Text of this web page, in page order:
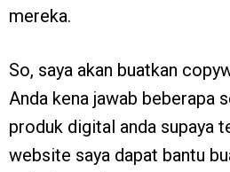
mereka.
So, saya akan buatkan
Anda kena jawab beberapa
produk digital anda supaya
website saya dapat bantu